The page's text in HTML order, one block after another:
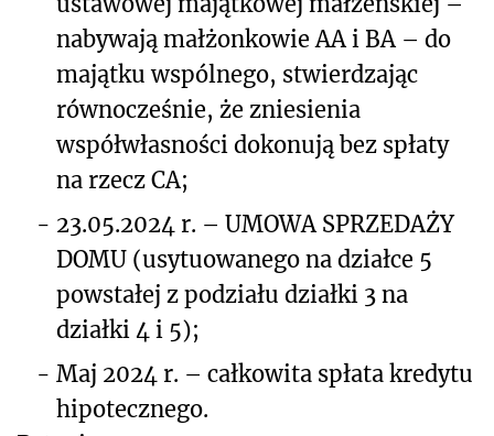
nabywają małżonkowie AA i BA – do
majątku wspólnego, stwierdzając
równocześnie, że zniesienia
współwłasności dokonują bez spłaty
na rzecz CA;
- 23.05.2024 r. – UMOWA SPRZEDAŻY
DOMU (usytuowanego na działce 5
powstałej z podziału działki 3 na
działki 4 i 5);
- Maj 2024 r. – całkowita spłata kredytu
hipotecznego.